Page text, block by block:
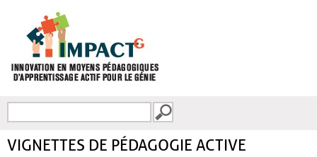
FORMULAIRE DE
VIGNETTES DE PÉDAGOGIE ACTIVE